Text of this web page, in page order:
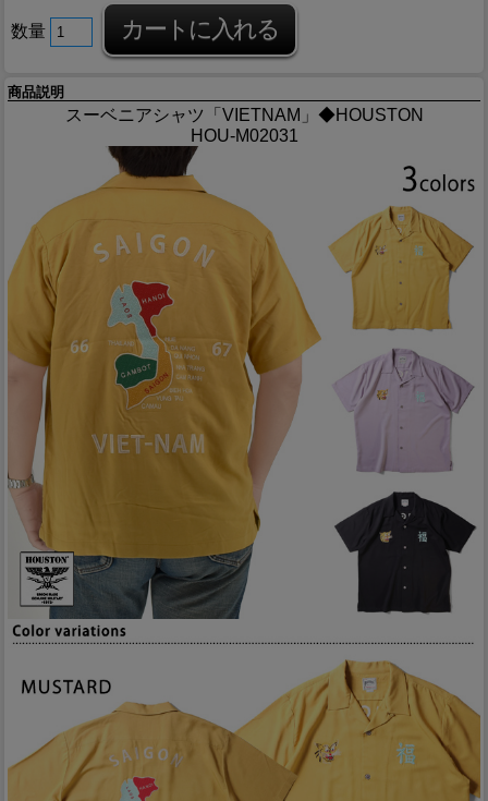
数量
商品説明
スーベニアシャツ「VIETNAM」◆HOUSTON
HOU-M02031